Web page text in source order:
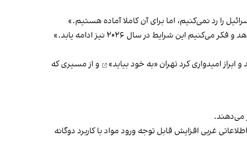
شرایط در سال ۲۰۲۶ نیز ادامه یابد.»
تهران «به خود بیاید»
و از مسیری که
می‌دهند.
غربی افزایش قابل توجه ورود مواد با کاربرد دوگانه